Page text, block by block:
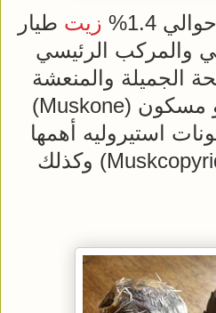
1.4% زيت طيار
والمركب الرئيسي
الجميلة والمنعشة
المعروفة للمسك هو مسكون (Muskone)
استيروليه أهمها
مسكوبايريدين (Muskcopyridine) وكذلك